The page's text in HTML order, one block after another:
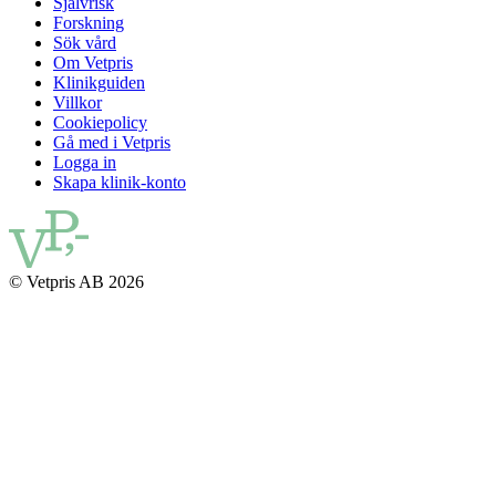
Forskning
Sök vård
Om Vetpris
Klinikguiden
Villkor
Cookiepolicy
Gå med i Vetpris
Logga in
Skapa klinik-konto
© Vetpris AB 2026